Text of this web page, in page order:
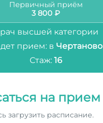
Первичный приём
3 800 ₽
высшей категории
прием: в Чертаново
Стаж: 16
на прием
загрузить расписание.